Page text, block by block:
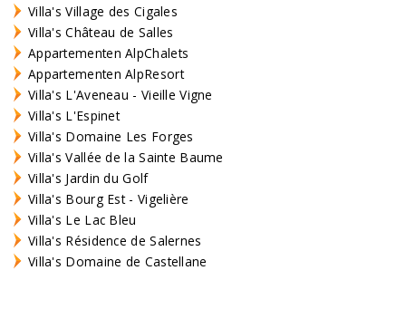
Villa's Village des Cigales
Villa's Château de Salles
Appartementen AlpChalets
Appartementen AlpResort
Villa's L'Aveneau - Vieille Vigne
Villa's L'Espinet
Villa's Domaine Les Forges
Villa's Vallée de la Sainte Baume
Villa's Jardin du Golf
Villa's Bourg Est - Vigelière
Villa's Le Lac Bleu
Villa's Résidence de Salernes
Villa's Domaine de Castellane